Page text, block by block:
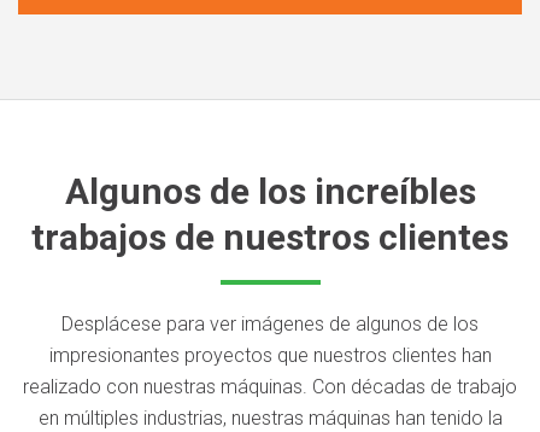
Algunos de los increíbles
trabajos de nuestros clientes
Desplácese para ver imágenes de algunos de los
impresionantes proyectos que nuestros clientes han
realizado con nuestras máquinas. Con décadas de trabajo
en múltiples industrias, nuestras máquinas han tenido la